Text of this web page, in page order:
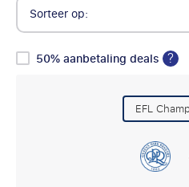
Sorteer op:
50% aanbetaling deals ?
EFL